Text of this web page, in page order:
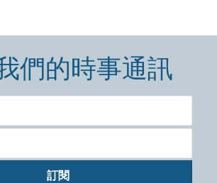
們的時事通訊
訂閱